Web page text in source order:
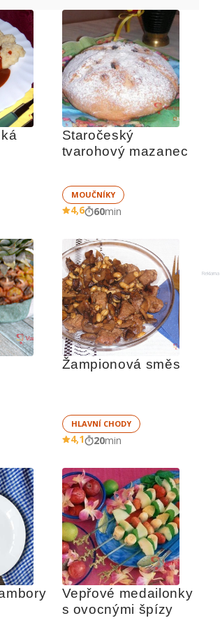
Staročeský
tvarohový mazanec
MOUČNÍKY
4,6 60min
Žampionová směs
HLAVNÍ CHODY
4,1 20min
Vepřové medailonky
s ovocnými špízy
Reklama